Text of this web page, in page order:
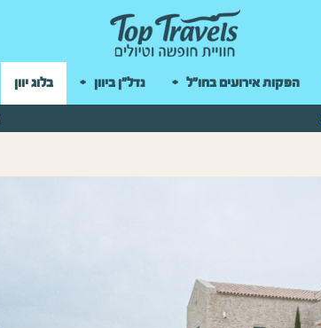
הפקות אירועים בחו"ל נדל"ן ביוון בלוג יוון